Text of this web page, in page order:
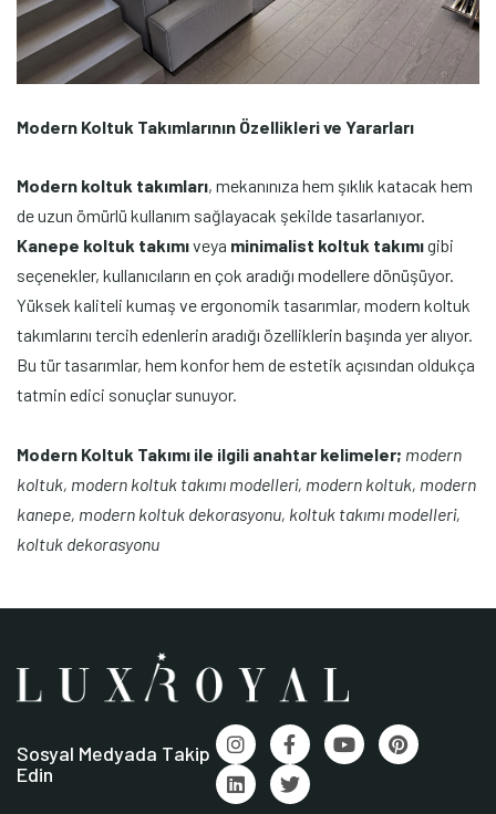
Modern Koltuk Takımlarının Özellikleri ve Yararları
Modern koltuk takımları, mekanınıza hem şıklık katacak hem
de uzun ömürlü kullanım sağlayacak şekilde tasarlanıyor.
Kanepe koltuk takımıveya minimalist koltuk takımıgibi
seçenekler, kullanıcıların en çok aradığı modellere dönüşüyor.
Yüksek kaliteli kumaş ve ergonomik tasarımlar, modern koltuk
takımlarını tercih edenlerin aradığı özelliklerin başında yer alıyor.
Bu tür tasarımlar, hem konfor hem de estetik açısından oldukça
tatmin edici sonuçlar sunuyor.
Modern Koltuk Takımı ile ilgili anahtar kelimeler; modern
koltuk, modern koltuk takımı modelleri, modern koltuk, modern
kanepe, modern koltuk dekorasyonu, koltuk takımı modelleri,
koltuk dekorasyonu
Sosyal Medyada Takip
Edin